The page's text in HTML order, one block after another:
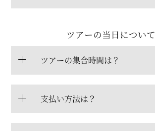
ツアーの当日について
ツアーの集合時間は？
支払い方法は？